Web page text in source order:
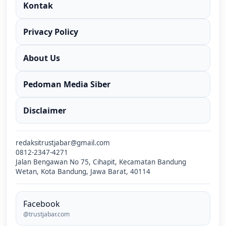
Kontak
Privacy Policy
About Us
Pedoman Media Siber
Disclaimer
redaksitrustjabar@gmail.com
0812-2347-4271
Jalan Bengawan No 75, Cihapit, Kecamatan Bandung
Wetan, Kota Bandung, Jawa Barat, 40114
Facebook
@trustjabar.com